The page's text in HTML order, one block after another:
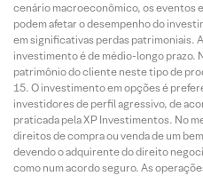
cenário macroeconômico, os eventos
podem afetar o desempenho do
em significativas perdas patrimoniais.
investimento é de médio-longo prazo.
patrimônio do cliente neste tipo de
O investimento em opções é
investidores de perfil agressivo, de
praticada pela XP Investimentos. No
direitos de compra ou venda de um
devendo o adquirente do direito
como num acordo seguro. As